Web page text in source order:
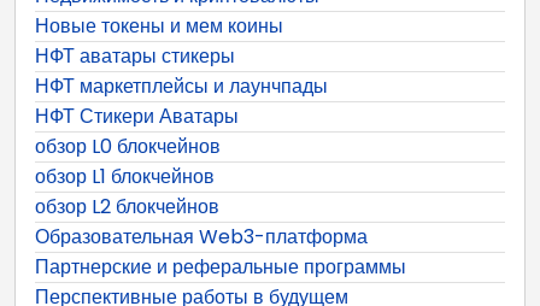
Новые токены и мем коины
НФТ аватары стикеры
НФТ маркетплейсы и лаунчпады
НФТ Стикери Аватары
обзор L0 блокчейнов
обзор L1 блокчейнов
обзор L2 блокчейнов
Образовательная Web3-платформа
Партнерские и реферальные программы
Перспективные работы в будущем